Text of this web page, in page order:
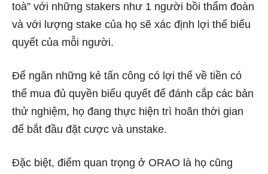
toà” với những stakers như 1 người bồi thẩm đoàn
và với lượng stake của họ sẽ xác định lợi thế biểu
quyết của mỗi người.
Để ngăn những kẻ tấn công có lợi thế về tiền có
thể mua đủ quyền biểu quyết để đánh cắp các bản
thử nghiệm, họ đang thực hiện trì hoãn thời gian
để bắt đầu đặt cược và unstake.
Đặc biệt, điểm quan trọng ở ORAO là họ cũng